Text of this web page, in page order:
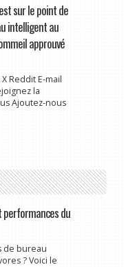
sur le point de
intelligent au
approuvé
Reddit E-mail
la
Ajoutez-nous
performances du
de bureau
? Voici le